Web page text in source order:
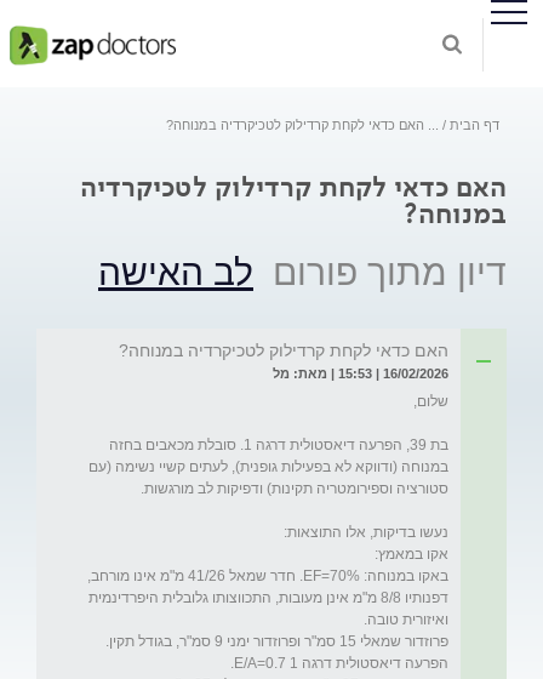
דף הבית האם כדאי לקחת קרדילוק לטכיקרדיה במנוחה?
האם כדאי לקחת קרדילוק לטכיקרדיה
במנוחה?
דיון מתוך פורום לב האישה
האם כדאי לקחת קרדילוק לטכיקרדיה במנוחה?
16/02/2026 | 15:53 | מאת: מל
בת 39, הפרעה דיאסטולית דרגה 1. סובלת מכאבים בחזה
במנוחה (ודווקא לא בפעילות גופנית), לעתים קשיי נשימה (עם
באקו במנוחה: 70%=EF. חדר שמאל 41/26 מ"מ אינו מורחב,
דפנותיו 8/8 מ"מ אינן מעובות, התכווצותו גלובלית היפרדינמית